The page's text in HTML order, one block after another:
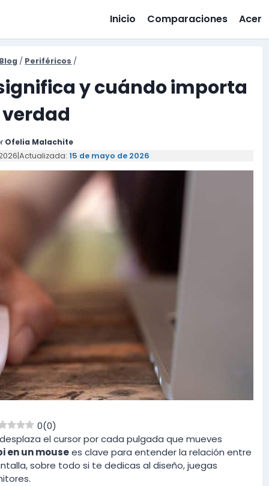
Inicio Comparaciones Acer
/ Periféricos /
y cuándo importa
Ofelia Malachite
|Actualizada: 15 de mayo de 2026
0(0)
el cursor por cada pulgada que mueves
en un mousees clave para entender la relación entre
sobre todo si te dedicas al diseño, juegas